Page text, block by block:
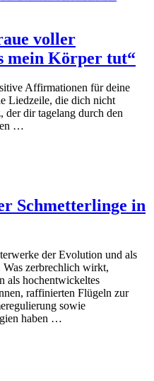
voller
mein Körper tut“
Affirmationen für deine
Liedzeile, die dich nicht
der dir tagelang durch den
…
Schmetterlinge in
der Evolution und als
Was zerbrechlich wirkt,
als hochentwickeltes
raffinierten Flügeln zur
sowie
haben …